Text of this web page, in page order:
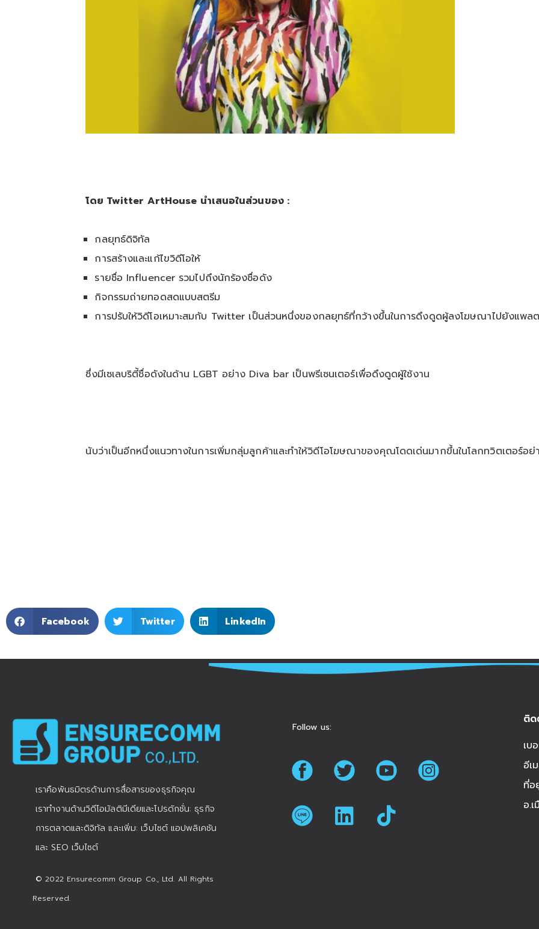
โดย Twitter ArtHouse นำเสนอในส่วนของ :
กลยุทธ์ดิจิทัล
การสร้างและแก้ไขวิดีโอให้
รายชื่อ Influencer รวมไปถึงนักร้องชื่อดัง
กิจกรรมถ่ายทอดสดแบบสตรีม
การปรับให้วิดีโอเหมาะสมกับ Twitter เป็นส่วนหนึ่งของกลยุทธ์ที่กว้างขึ้นในการดึงดูดผู้ลงโฆษณาไปยังแพล
ซึ่งมีเซเลบริตี้ชื่อดังในด้าน LGBT อย่าง Diva bar เป็นพรีเซนเตอร์เพื่อดึงดูดผู้ใช้งาน
นับว่าเป็นอีกหนึ่งแนวทางในการเพิ่มกลุ่มลูกค้าและทำให้วิดีโอโฆษณาของคุณโดดเด่นมากขึ้นในโลกทวิตเตอร์อ
Facebook Twitter LinkedIn
เราคือพันธมิตรด้านการสื่อสารของธุรกิจคุณ
เราทำงานด้านวิดีโอมัลติมีเดียและโปรดักชั่น: ธุรกิจ
การตลาดและดิจิทัล และเพิ่ม: เว็บไซต์ แอปพลิเคชัน
และ SEO เว็บไซต์
© 2022 Ensurecomm Group Co., Ltd. All Rights
Reserved.
Follow us:
ติด
เ
อีเ
ที่อ
อ.